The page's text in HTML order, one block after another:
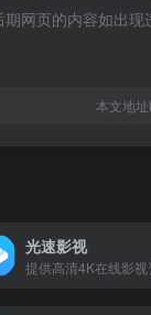
网页的内容如出
本文地
光速影视